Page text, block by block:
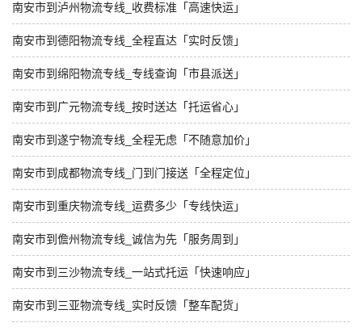
南安市到泸州物流专线_收费标准「高速快运」
南安市到德阳物流专线_全程直达「实时反馈」
南安市到绵阳物流专线_专线查询「市县派送」
南安市到广元物流专线_按时送达「托运省心」
南安市到遂宁物流专线_全程无虑「不随意加价」
南安市到成都物流专线_门到门接送「全程定位」
南安市到重庆物流专线_运费多少「专线快运」
南安市到儋州物流专线_诚信为先「服务周到」
南安市到三沙物流专线_一站式托运「快速响应」
南安市到三亚物流专线_实时反馈「整车配货」